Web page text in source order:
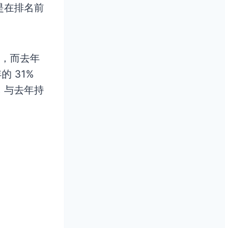
在排名前
而去年
31%
与去年持